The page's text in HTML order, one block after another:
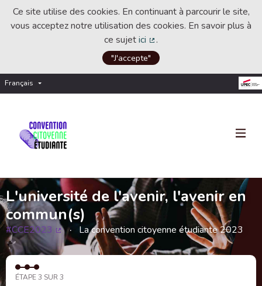
Ce site utilise des cookies. En continuant à parcourir le site,
vous acceptez notre utilisation des cookies. En savoir plus à
ce sujetici
(Lien externe)
.
"J'accepte"
Français Choisir la langue
L'université de l'avenir, l'avenir en
commun(s)
#CCE2023
(Lien externe)
La convention citoyenne étudiante 2023
ÉTAPE 3 SUR 3